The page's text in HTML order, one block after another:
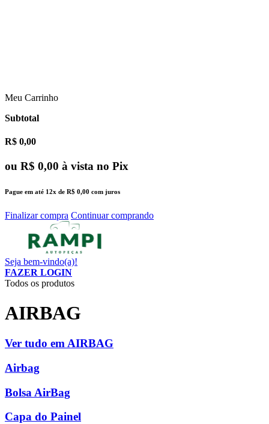
Meu Carrinho
Subtotal
R$ 0,00
ou R$ 0,00 à vista no Pix
Pague em até 12x de R$ 0,00 com juros
Finalizar compra Continuar comprando
Seja bem-vindo(a)!
FAZER LOGIN
Todos os produtos
AIRBAG
Ver tudo em AIRBAG
Airbag
Bolsa AirBag
Capa do Painel